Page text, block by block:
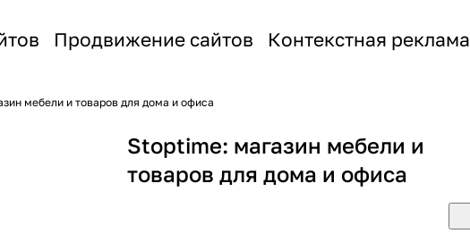
Продвижение сайтов Контекстная реклама
мебели и товаров для дома и офиса
Stoptime: магазин мебели и
товаров для дома и офиса